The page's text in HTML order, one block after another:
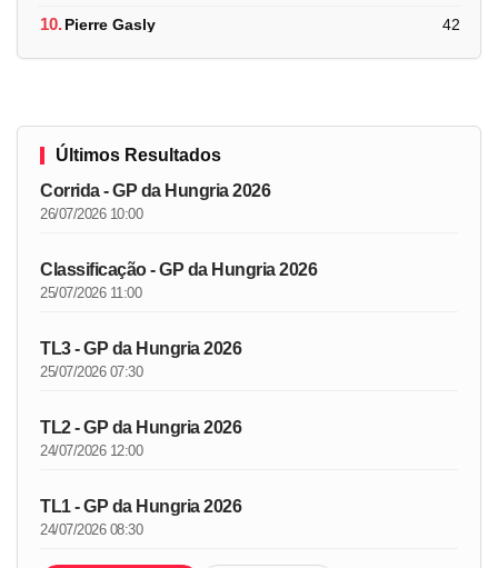
10.Pierre Gasly 42
Últimos Resultados
Corrida - GP da Hungria 2026
26/07/2026 10:00
Classificação - GP da Hungria 2026
25/07/2026 11:00
TL3 - GP da Hungria 2026
25/07/2026 07:30
TL2 - GP da Hungria 2026
24/07/2026 12:00
TL1 - GP da Hungria 2026
24/07/2026 08:30